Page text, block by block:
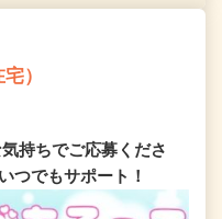
）
持ちでご応募くださ
つでもサポート！